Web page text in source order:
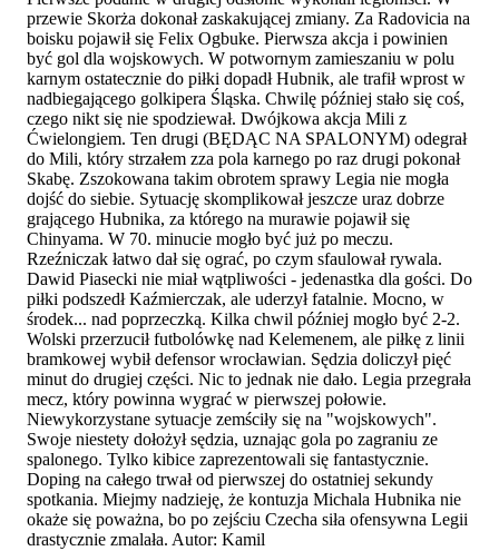
przewie Skorża dokonał zaskakującej zmiany. Za Radovicia na
boisku pojawił się Felix Ogbuke. Pierwsza akcja i powinien
być gol dla wojskowych. W potwornym zamieszaniu w polu
karnym ostatecznie do piłki dopadł Hubnik, ale trafił wprost w
nadbiegającego golkipera Śląska. Chwilę później stało się coś,
czego nikt się nie spodziewał. Dwójkowa akcja Mili z
Ćwielongiem. Ten drugi (BĘDĄC NA SPALONYM) odegrał
do Mili, który strzałem zza pola karnego po raz drugi pokonał
Skabę. Zszokowana takim obrotem sprawy Legia nie mogła
dojść do siebie. Sytuację skomplikował jeszcze uraz dobrze
grającego Hubnika, za którego na murawie pojawił się
Chinyama. W 70. minucie mogło być już po meczu.
Rzeźniczak łatwo dał się ograć, po czym sfaulował rywala.
Dawid Piasecki nie miał wątpliwości - jedenastka dla gości. Do
piłki podszedł Kaźmierczak, ale uderzył fatalnie. Mocno, w
środek... nad poprzeczką. Kilka chwil później mogło być 2-2.
Wolski przerzucił futbolówkę nad Kelemenem, ale piłkę z linii
bramkowej wybił defensor wrocławian. Sędzia doliczył pięć
minut do drugiej części. Nic to jednak nie dało. Legia przegrała
mecz, który powinna wygrać w pierwszej połowie.
Niewykorzystane sytuacje zemściły się na "wojskowych".
Swoje niestety dołożył sędzia, uznając gola po zagraniu ze
spalonego. Tylko kibice zaprezentowali się fantastycznie.
Doping na całego trwał od pierwszej do ostatniej sekundy
spotkania. Miejmy nadzieję, że kontuzja Michala Hubnika nie
okaże się poważna, bo po zejściu Czecha siła ofensywna Legii
drastycznie zmalała. Autor: Kamil